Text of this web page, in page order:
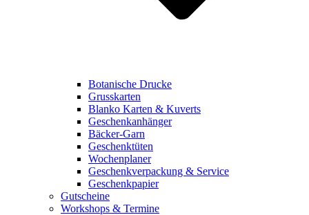
Botanische Drucke
Grusskarten
Blanko Karten & Kuverts
Geschenkanhänger
Bäcker-Garn
Geschenktüten
Wochenplaner
Geschenkverpackung & Service
Geschenkpapier
Gutscheine
Workshops & Termine